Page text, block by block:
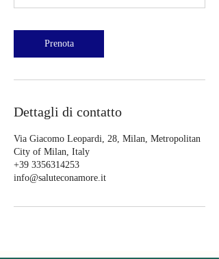
Prenota
Dettagli di contatto
Via Giacomo Leopardi, 28, Milan, Metropolitan
City of Milan, Italy
+39 3356314253
info@saluteconamore.it